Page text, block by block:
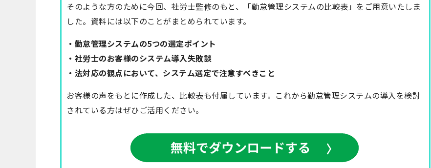
そのような方のために今回、社労士監修のもと、「勤怠管理システムの比較表」をご用意いたしま
した。資料には以下のことがまとめられています。
・勤怠管理システムの5つの選定ポイント
・社労士のお客様のシステム導入失敗談
・法対応の観点において、システム選定で注意すべきこと
お客様の声をもとに作成した、比較表も付属しています。これから勤怠管理システムの導入を検討
されている方はぜひご活用ください。